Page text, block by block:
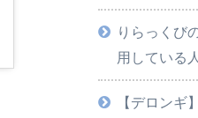
りらっくび
用している
【デロンギ